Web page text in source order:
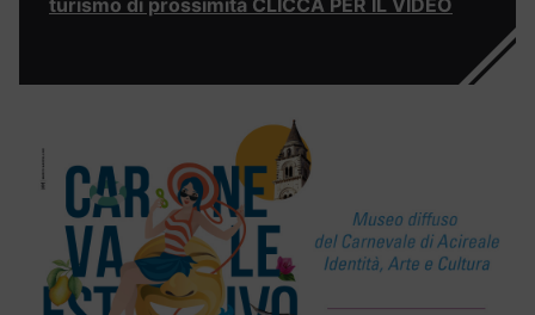
turismo di prossimità CLICCA PER IL VIDEO